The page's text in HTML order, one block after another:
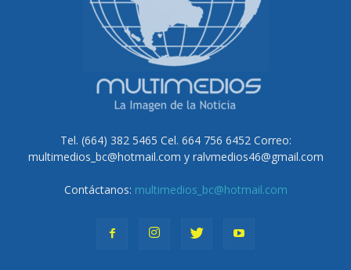
Tel. (664) 382 5465 Cel. 664 756 6452 Correo:
multimedios_bc@hotmail.com y ralvmedios46@gmail.com
Contáctanos: multimedios_bc@hotmail.com